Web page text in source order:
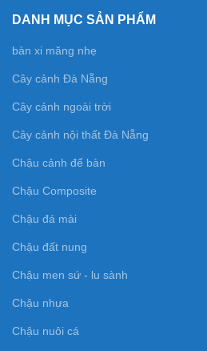
DANH MỤC SẢN PHẨM
bàn xi măng nhẹ
Cây cảnh Đà Nẵng
Cây cảnh ngoài trời
Cây cảnh nội thất Đà Nẵng
Chậu cảnh để bàn
Chậu Composite
Chậu đá mài
Chậu đất nung
Chậu men sứ - lu sành
Chậu nhựa
Chậu nuôi cá